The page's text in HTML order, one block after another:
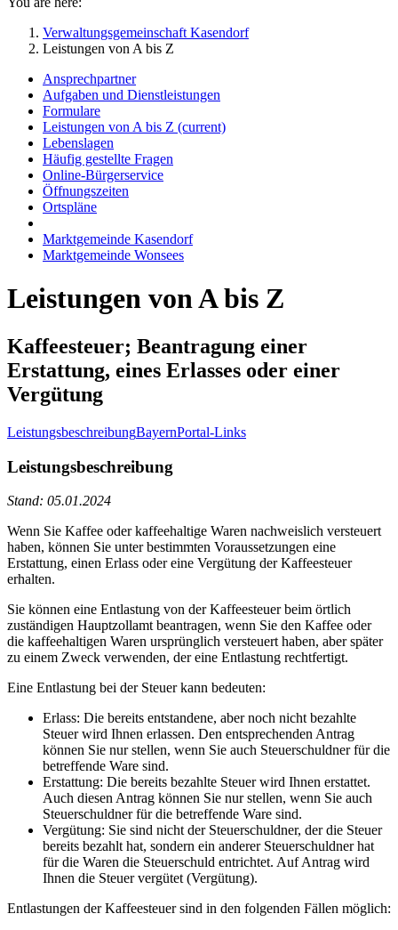
Verwaltungsgemeinschaft Kasendorf
Leistungen von A bis Z
Ansprechpartner
Aufgaben und Dienstleistungen
Formulare
Leistungen von A bis Z (current)
Lebenslagen
Häufig gestellte Fragen
Online-Bürgerservice
Öffnungszeiten
Ortspläne
Marktgemeinde Kasendorf
Marktgemeinde Wonsees
Leistungen von A bis Z
Kaffeesteuer; Beantragung einer
Erstattung, eines Erlasses oder einer
Vergütung
LeistungsbeschreibungBayernPortal-Links
Leistungsbeschreibung
Stand: 05.01.2024
Wenn Sie Kaffee oder kaffeehaltige Waren nachweislich versteuert
haben, können Sie unter bestimmten Voraussetzungen eine
Erstattung, einen Erlass oder eine Vergütung der Kaffeesteuer
erhalten.
Sie können eine Entlastung von der Kaffeesteuer beim örtlich
zuständigen Hauptzollamt beantragen, wenn Sie den Kaffee oder
die kaffeehaltigen Waren ursprünglich versteuert haben, aber später
zu einem Zweck verwenden, der eine Entlastung rechtfertigt.
Eine Entlastung bei der Steuer kann bedeuten:
Erlass: Die bereits entstandene, aber noch nicht bezahlte
Steuer wird Ihnen erlassen. Den entsprechenden Antrag
können Sie nur stellen, wenn Sie auch Steuerschuldner für die
betreffende Ware sind.
Erstattung: Die bereits bezahlte Steuer wird Ihnen erstattet.
Auch diesen Antrag können Sie nur stellen, wenn Sie auch
Steuerschuldner für die betreffende Ware sind.
Vergütung: Sie sind nicht der Steuerschuldner, der die Steuer
bereits bezahlt hat, sondern ein anderer Steuerschuldner hat
für die Waren die Steuerschuld entrichtet. Auf Antrag wird
Ihnen die Steuer vergütet (Vergütung).
Entlastungen der Kaffeesteuer sind in den folgenden Fällen möglich: